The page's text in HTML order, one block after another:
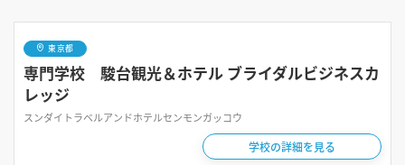
東京都
専門学校 駿台観光＆ホテル ブライダルビジネスカ
レッジ
スンダイトラベルアンドホテルセンモンガッコウ
学校の詳細を見る